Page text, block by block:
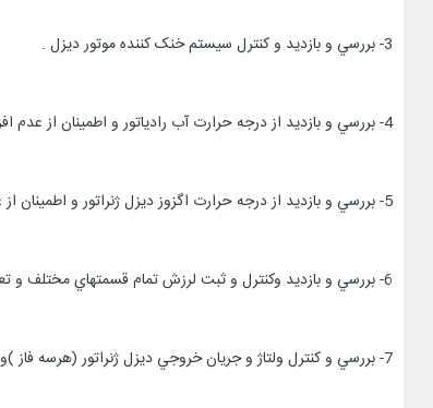
3- بررسي و بازديد و کنترل سيستم خنک کننده موتور ديزل .
4- بررسي و بازديد از درجه حرارت آب رادياتور و اطمينان از عدم افزايش آن از مقدار مجاز طبق دستور العمل و توصيه کارخانه سازنده .
5- بررسي و بازديد از درجه حرارت اگزوز ديزل ژنراتور و اطمينان از عدم افزايش آن از مقدار حداکثر مجاز طبق دستور العمل و توصيه کارخانه سازنده .
6- بررسي و بازديد وکنترل و ثبت لرزش تمام قسمتهاي مختلف و تعيين شده ديزل ژنراتور و اطمينان از عدم افزايش آنها از مقادير مجاز طبق دستورالعمل و توصيه کارخانه سازنده .
7- بررسي و کنترل ولتاژ و جريان خروجي ديزل ژنراتور (هرسه فاز )و اطمينان از متعادل بودن مقادير .